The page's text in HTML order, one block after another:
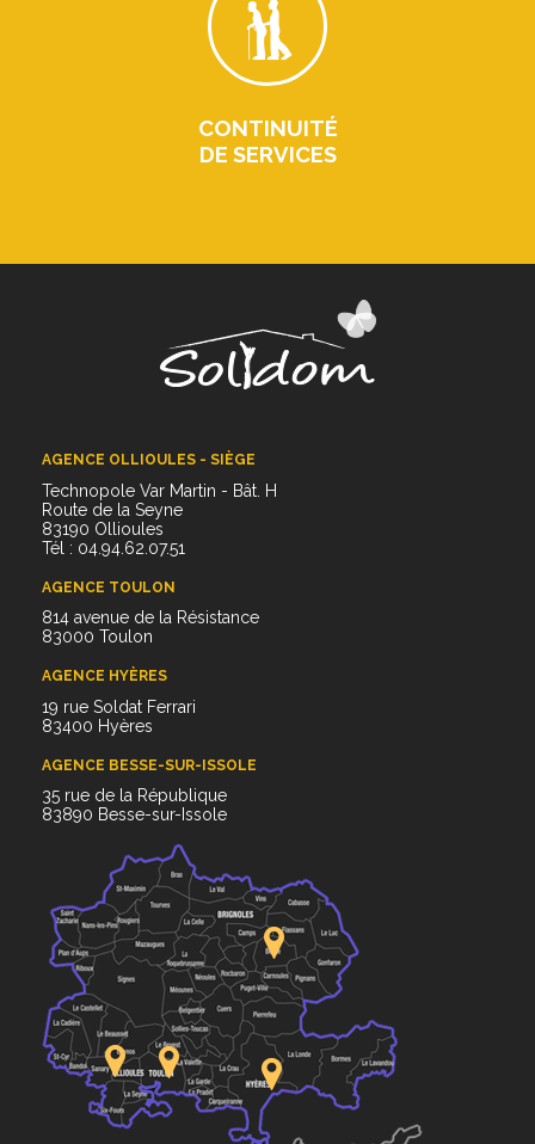
CONTINUITÉ
DE SERVICES
AGENCE OLLIOULES - SIÈGE
Technopole Var Martin - Bât. H
Route de la Seyne
83190 Ollioules
Tél : 04.94.62.07.51
AGENCE TOULON
814 avenue de la Résistance
83000 Toulon
AGENCE HYÈRES
19 rue Soldat Ferrari
83400 Hyères
AGENCE BESSE-SUR-ISSOLE
35 rue de la République
83890 Besse-sur-Issole